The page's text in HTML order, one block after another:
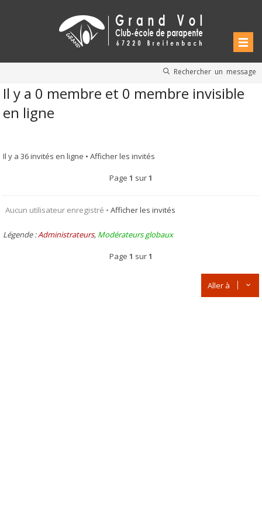
Rechercher un message
Il y a 0 membre et 0 membre invisible
en ligne
Il y a 36 invités en ligne • Afficher les invités
Page 1 sur1
Aucun utilisateur enregistré • Afficher les invités
Légende :Administrateurs, Modérateurs globaux
Page 1 sur1
Aller à